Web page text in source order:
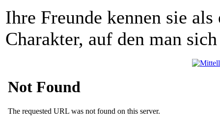
Ihre Freunde kennen sie
Charakter, auf den man